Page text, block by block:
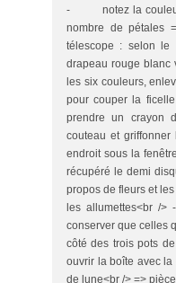
- notez la couleur
nombre de pétales
télescope : selon le
drapeau rouge
les six couleurs,
pour couper la
prendre un crayon
couteau et
endroit sous la
récupéré le demi
propos de fleurs et
les allumettes<br
conserver que celles
côté des trois pots
ouvrir la boîte avec
de lune<br /> =>